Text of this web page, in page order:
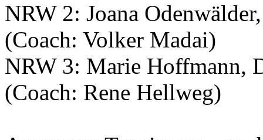
NRW 2: Joana
(Coach: Volker Madai)
NRW 3: Marie Hoffmann,
(Coach: Rene Hellweg)